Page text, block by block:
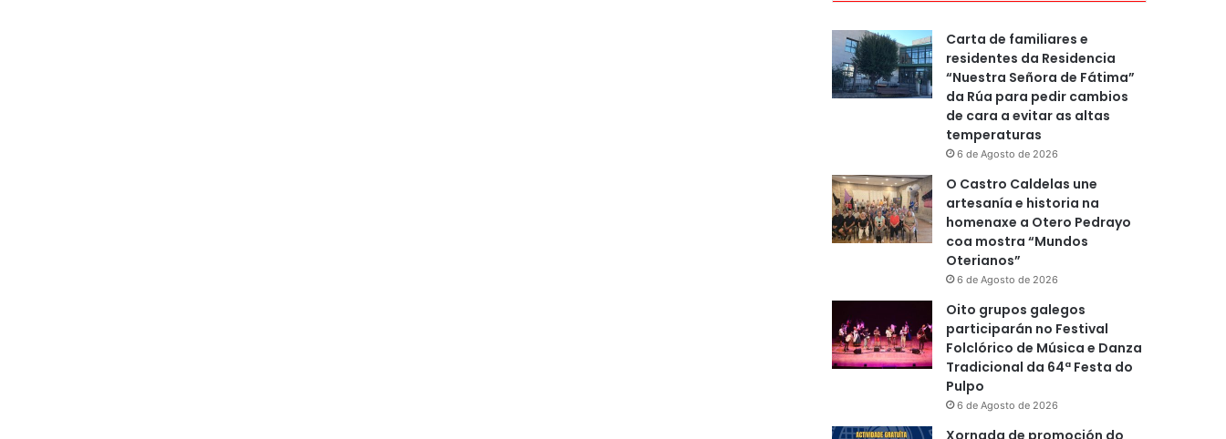
Carta de familiares e
residentes da Residencia
“Nuestra Señora de Fátima”
da Rúa para pedir cambios
de cara a evitar as altas
temperaturas
6 de Agosto de 2026
O Castro Caldelas une
artesanía e historia na
homenaxe a Otero Pedrayo
coa mostra “Mundos
Oterianos”
6 de Agosto de 2026
Oito grupos galegos
participarán no Festival
Folclórico de Música e Danza
Tradicional da 64ª Festa do
Pulpo
6 de Agosto de 2026
Xornada de promoción do